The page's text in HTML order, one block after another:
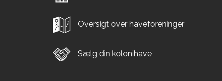
Oversigt over haveforeninger
Sælg din kolonihave